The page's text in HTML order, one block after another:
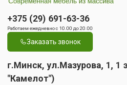
+375 (29) 691-63-36
Работаем ежедневно с 10.00 до 20.00
Заказать звонок
г.Минск, ул.Мазурова, 1, 1
"Камелот")